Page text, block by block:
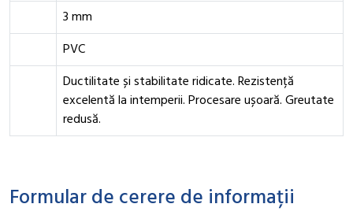
3 mm
PVC
Ductilitate și stabilitate ridicate. Rezistență
excelentă la intemperii. Procesare ușoară. Greutate
redusă.
Formular de cerere de informații